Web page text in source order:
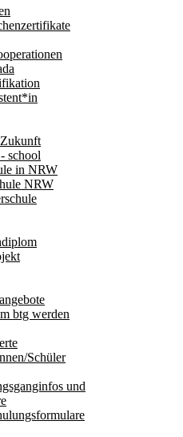
school
in NRW
NRW
btg werden
Schüler
und